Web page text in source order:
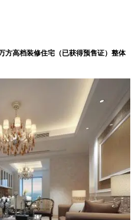
方高档装修住宅（已获得预售证）整体